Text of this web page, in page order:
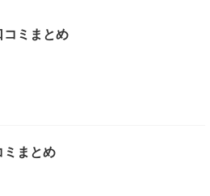
コミまとめ
ミまとめ